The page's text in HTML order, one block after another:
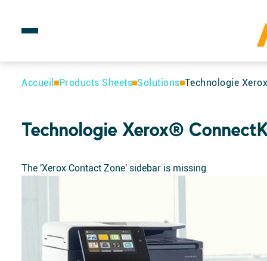
Rechercher :
Accueil Products Sheets Solutions Technologie
Technologie Xerox®
The 'Xerox Contact Zone' sidebar is missing